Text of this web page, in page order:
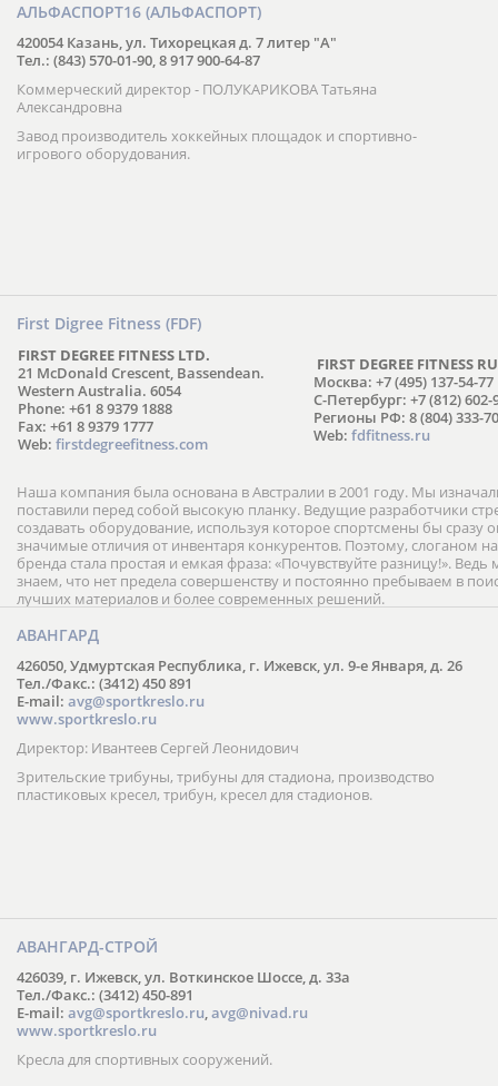
АЛЬФАСПОРТ16 (АЛЬФАСПОРТ)
420054 Казань, ул. Тихорецкая д. 7 литер "А"
Тел.: (843) 570-01-90, 8 917 900-64-87
Коммерческий директор - ПОЛУКАРИКОВА Татьяна
Александровна
Завод производитель хоккейных площадок и спортивно-
игрового оборудования.
First Digree Fitness (FDF)
FIRST DEGREE FITNESS LTD.
21 McDonald Crescent, Bassendean.
Western Australia. 6054
Phone: +61 8 9379 1888
Fax: +61 8 9379 1777
Web: firstdegreefitness.com
FIRST DEGREE FITNESS
Москва: +7 (495) 137-54-77
С-Петербург: +7 (812) 602-
Регионы РФ: 8 (804) 333-
Web: fdfitness.ru
Наша компания была основана в Австралии в 2001 году. Мы
поставили перед собой высокую планку. Ведущие разработчики
создавать оборудование, используя которое спортсмены бы сразу
значимые отличия от инвентаря конкурентов. Поэтому, слоганом
бренда стала простая и емкая фраза: «Почувствуйте разницу!».
знаем, что нет предела совершенству и постоянно пребываем в
лучших материалов и более современных решений.
АВАНГАРД
426050, Удмуртская Республика, г. Ижевск, ул. 9-е Января, д. 26
Тел./Факс.: (3412) 450 891
E-mail: avg@sportkreslo.ru
www.sportkreslo.ru
Директор: Ивантеев Сергей Леонидович
Зрительские трибуны, трибуны для стадиона, производство
пластиковых кресел, трибун, кресел для стадионов.
АВАНГАРД-СТРОЙ
426039, г. Ижевск, ул. Воткинское Шоссе, д. 33а
Тел./Факс.: (3412) 450-891
E-mail: avg@sportkreslo.ru,avg@nivad.ru
www.sportkreslo.ru
Кресла для спортивных сооружений.